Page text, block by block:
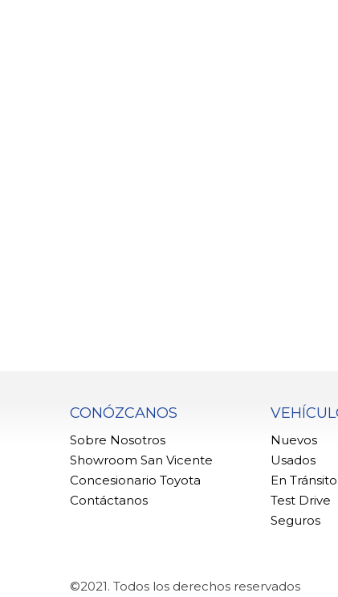
CONÓZCANOS
Sobre Nosotros
Showroom San Vicente
Concesionario Toyota
Contáctanos
Nuevos
Usados
En Tránsito
Test Drive
Seguros
©2021. Todos los derechos reservados